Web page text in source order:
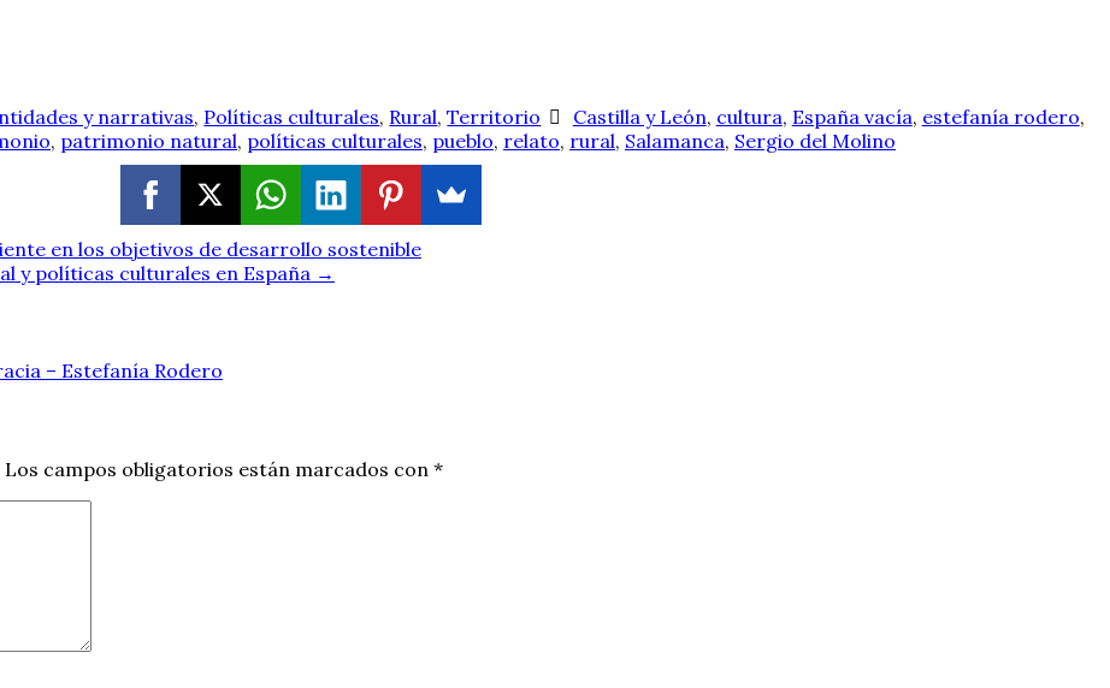
y narrativas, Políticas culturales, Rural,Territorio Castilla y León, cultura, España vacía, estefanía rodero,
, patrimonio natural, políticas culturales, pueblo, relato, rural, Salamanca, Sergio del Molino
en los objetivos de desarrollo sostenible
y políticas culturales en España →
– Estefanía Rodero
Los campos obligatorios están marcados con *